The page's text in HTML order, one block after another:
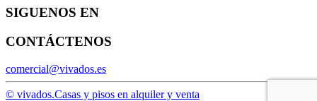
SIGUENOS EN
CONTÁCTENOS
comercial@vivados.es
© vivados.Casas y pisos en alquiler y venta